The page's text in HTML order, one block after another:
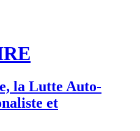
la Lutte Auto-
et